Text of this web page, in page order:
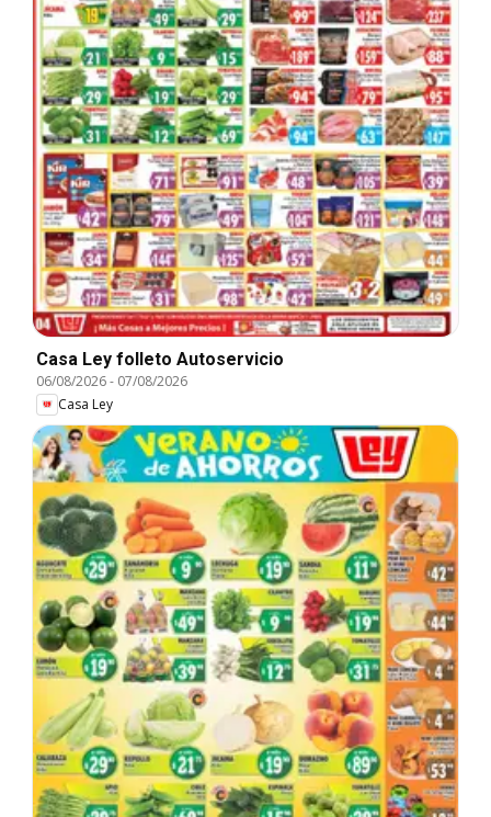
Casa Ley folleto Autoservicio
06/08/2026- 07/08/2026
Casa Ley